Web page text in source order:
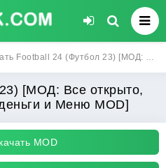
(Футбол 23) [МОД: Все открыто, Дополнительные деньги и Меню MOD] | Взлом Football 24 на Андроид
[МОД: Все открыто,
и Меню MOD]
MOD